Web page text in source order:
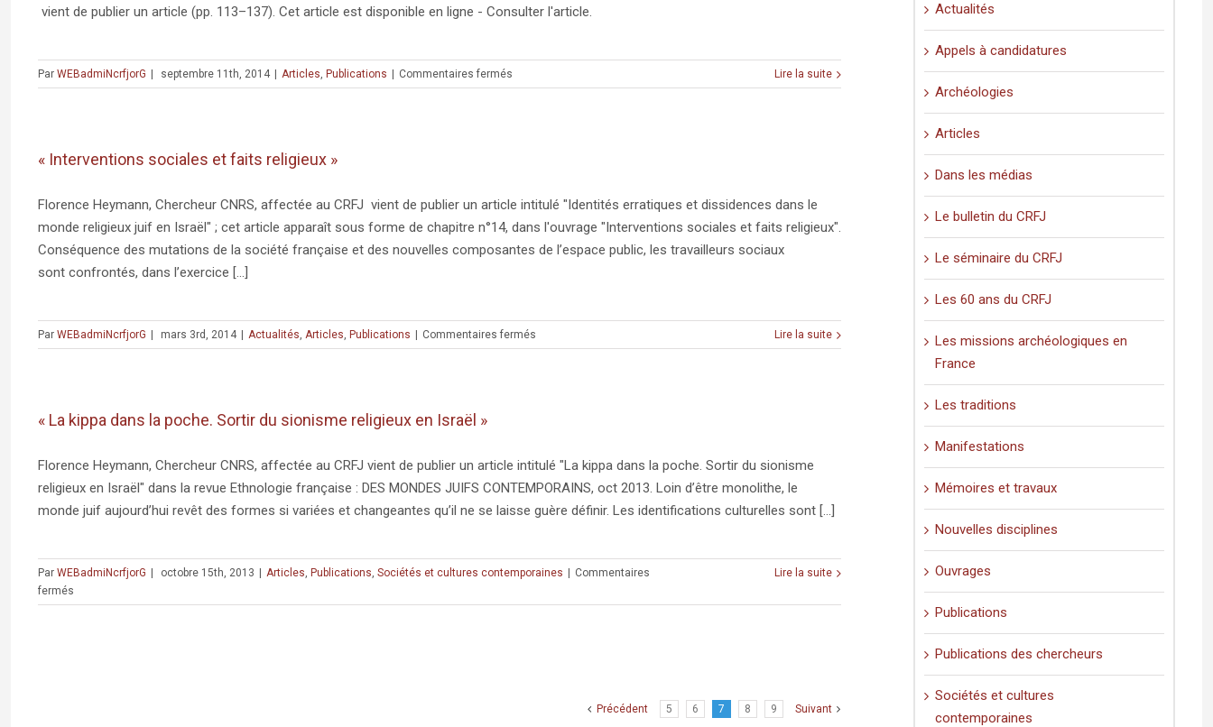
vient de publier un article (pp. 113–137). Cet article est disponible en ligne - Consulter l'article.
Par WEBadmiNcrfjorG septembre 11th, 2014 Articles, Publications Commentaires fermés
Mamluk
al-
Quarter,
Safed
Lire la suite
« Interventions sociales et faits religieux »
Florence Heymann, Chercheur CNRS, affectée au CRFJ vient de publier un article intitulé "Identités erratiques et dissidences dans le
monde religieux juif en Israël" ; cet article apparaît sous forme de chapitre n°14, dans l'ouvrage "Interventions sociales et faits religieux".
Conséquence des mutations de la société française et des nouvelles composantes de l’espace public, les travailleurs sociaux
sont confrontés, dans l’exercice [...]
Par WEBadmiNcrfjorG mars 3rd, 2014 Actualités, Articles, Publications Commentaires fermés
« Interventions
Lire la suite
« La kippa dans la poche. Sortir du sionisme religieux en Israël »
Florence Heymann, Chercheur CNRS, affectée au CRFJ vient de publier un article intitulé "La kippa dans la poche. Sortir du sionisme
religieux en Israël" dans la revue Ethnologie française : DES MONDES JUIFS CONTEMPORAINS, oct 2013. Loin d’être monolithe, le
monde juif aujourd’hui revêt des formes si variées et changeantes qu’il ne se laisse guère définir. Les identifications culturelles sont [...]
Par WEBadmiNcrfjorG octobre 15th, 2013 Articles, Publications, Sociétés et cultures contemporaines
Commentaires
fermés
« La
Lire la suite
Précédent 5 6 7 8 9 Suivant
Actualités
Appels à candidatures
Archéologies
Articles
Dans les médias
Le bulletin du CRFJ
Le séminaire du CRFJ
Les 60 ans du CRFJ
Les missions archéologiques en
France
Les traditions
Manifestations
Mémoires et travaux
Nouvelles disciplines
Ouvrages
Publications
Publications des chercheurs
Sociétés et cultures
contemporaines